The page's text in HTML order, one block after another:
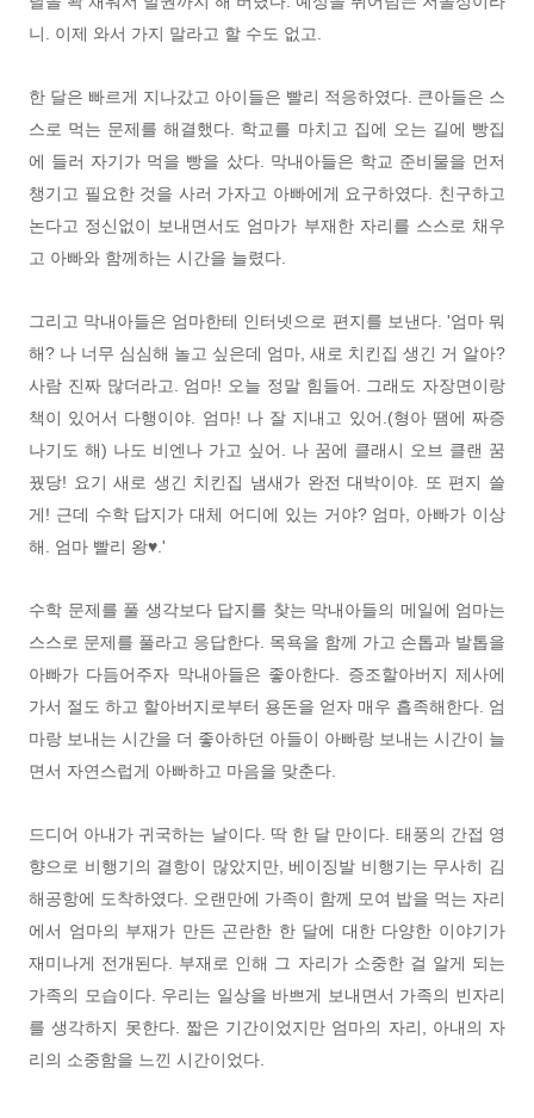
니. 이제 와서 가지 말라고 할 수도 없고.
한 달은 빠르게 지나갔고 아이들은 빨리 적응하였다. 큰아들은 스
스로 먹는 문제를 해결했다. 학교를 마치고 집에 오는 길에 빵집
에 들러 자기가 먹을 빵을 샀다. 막내아들은 학교 준비물을 먼저
챙기고 필요한 것을 사러 가자고 아빠에게 요구하였다. 친구하고
논다고 정신없이 보내면서도 엄마가 부재한 자리를 스스로 채우
고 아빠와 함께하는 시간을 늘렸다.
그리고 막내아들은 엄마한테 인터넷으로 편지를 보낸다. '엄마 뭐
해? 나 너무 심심해 놀고 싶은데 엄마, 새로 치킨집 생긴 거 알아?
사람 진짜 많더라고. 엄마! 오늘 정말 힘들어. 그래도 자장면이랑
책이 있어서 다행이야. 엄마! 나 잘 지내고 있어.(형아 땜에 짜증
나기도 해) 나도 비엔나 가고 싶어. 나 꿈에 클래시 오브 클랜 꿈
꿨당! 요기 새로 생긴 치킨집 냄새가 완전 대박이야. 또 편지 쓸
게! 근데 수학 답지가 대체 어디에 있는 거야? 엄마, 아빠가 이상
해. 엄마 빨리 왕♥.'
수학 문제를 풀 생각보다 답지를 찾는 막내아들의 메일에 엄마는
스스로 문제를 풀라고 응답한다. 목욕을 함께 가고 손톱과 발톱을
아빠가 다듬어주자 막내아들은 좋아한다. 증조할아버지 제사에
가서 절도 하고 할아버지로부터 용돈을 얻자 매우 흡족해한다. 엄
마랑 보내는 시간을 더 좋아하던 아들이 아빠랑 보내는 시간이 늘
면서 자연스럽게 아빠하고 마음을 맞춘다.
드디어 아내가 귀국하는 날이다. 딱 한 달 만이다. 태풍의 간접 영
향으로 비행기의 결항이 많았지만, 베이징발 비행기는 무사히 김
해공항에 도착하였다. 오랜만에 가족이 함께 모여 밥을 먹는 자리
에서 엄마의 부재가 만든 곤란한 한 달에 대한 다양한 이야기가
재미나게 전개된다. 부재로 인해 그 자리가 소중한 걸 알게 되는
가족의 모습이다. 우리는 일상을 바쁘게 보내면서 가족의 빈자리
를 생각하지 못한다. 짧은 기간이었지만 엄마의 자리, 아내의 자
리의 소중함을 느낀 시간이었다.